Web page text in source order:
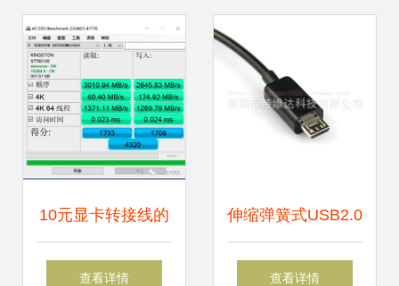
连接的桥梁
10元显卡转接线的
性能损失 真相揭秘
查看详情
伸缩弹簧式USB2.0
转mini USB转接线
查看详情